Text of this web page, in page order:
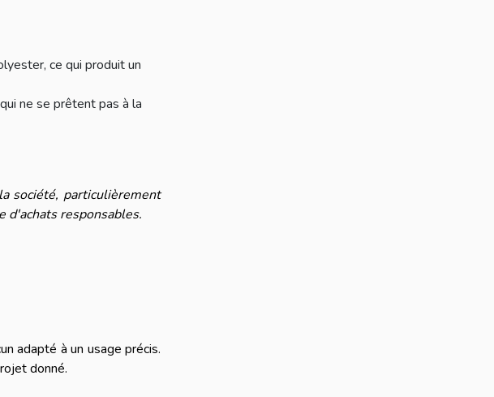
ce qui produit un
ne se prêtent pas à la
société, particulièrement
d'achats responsables.
adapté à un usage précis.
donné.